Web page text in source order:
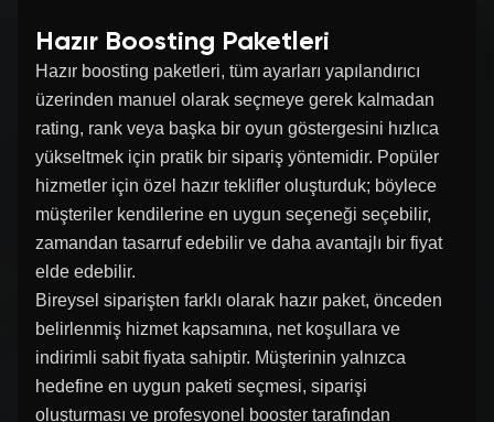
Hazır Boosting Paketleri
Hazır boosting paketleri, tüm ayarları yapılandırıcı
üzerinden manuel olarak seçmeye gerek kalmadan
rating, rank veya başka bir oyun göstergesini hızlıca
yükseltmek için pratik bir sipariş yöntemidir. Popüler
hizmetler için özel hazır teklifler oluşturduk; böylece
müşteriler kendilerine en uygun seçeneği seçebilir,
zamandan tasarruf edebilir ve daha avantajlı bir fiyat
elde edebilir.
Bireysel siparişten farklı olarak hazır paket, önceden
belirlenmiş hizmet kapsamına, net koşullara ve
indirimli sabit fiyata sahiptir. Müşterinin yalnızca
hedefine en uygun paketi seçmesi, siparişi
oluşturması ve profesyonel booster tarafından